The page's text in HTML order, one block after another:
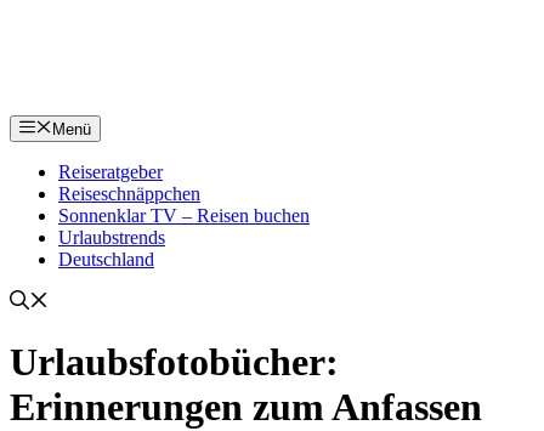
Menü
Reiseratgeber
Reiseschnäppchen
Sonnenklar TV – Reisen buchen
Urlaubstrends
Deutschland
Urlaubsfotobücher:
Erinnerungen zum Anfassen